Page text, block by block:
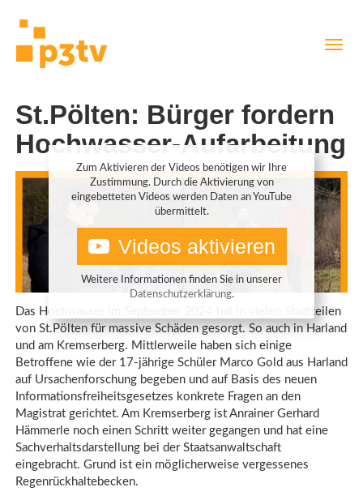
St.Pölten: Bürger fordern
Hochwasser-Aufarbeitung
Zum Aktivieren der Videos benötigen wir Ihre
Zustimmung. Durch die Aktivierung von
eingebetteten Videos werden Daten an YouTube
übermittelt.
Videos aktivieren
Weitere Informationen finden Sie in unserer
Datenschutzerklärung.
Das Hochwasser im September 2024 hat in vielen Stadtteilen
von St.Pölten für massive Schäden gesorgt. So auch in Harland
und am Kremserberg. Mittlerweile haben sich einige
Betroffene wie der 17-jährige Schüler Marco Gold aus Harland
auf Ursachenforschung begeben und auf Basis des neuen
Informationsfreiheitsgesetzes konkrete Fragen an den
Magistrat gerichtet. Am Kremserberg ist Anrainer Gerhard
Hämmerle noch einen Schritt weiter gegangen und hat eine
Sachverhaltsdarstellung bei der Staatsanwaltschaft
eingebracht. Grund ist ein möglicherweise vergessenes
Regenrückhaltebecken.